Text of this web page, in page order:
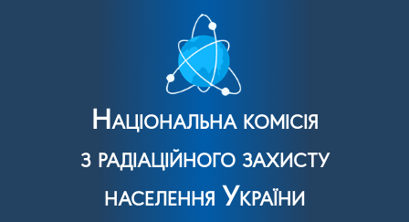
Національна комісія
з радіаційного захисту
населення України